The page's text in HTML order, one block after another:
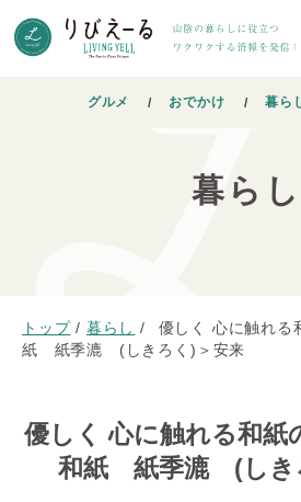
グルメ おでかけ 暮ら
暮らし
トップ / 暮らし /
優しく 心に触れる
紙 紙季漉 (しきろく)＞安来
優しく 心に触れる和紙
和紙 紙季漉 (しき